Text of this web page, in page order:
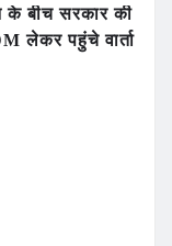
के बीच सरकार की
लेकर पहुंचे वार्ता